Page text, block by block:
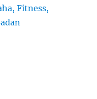
Fitness,